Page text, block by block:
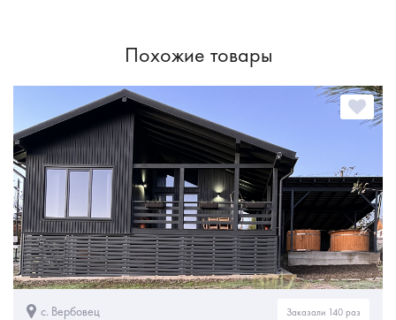
Похожие товары
с. Вербовец Заказали 140 раз